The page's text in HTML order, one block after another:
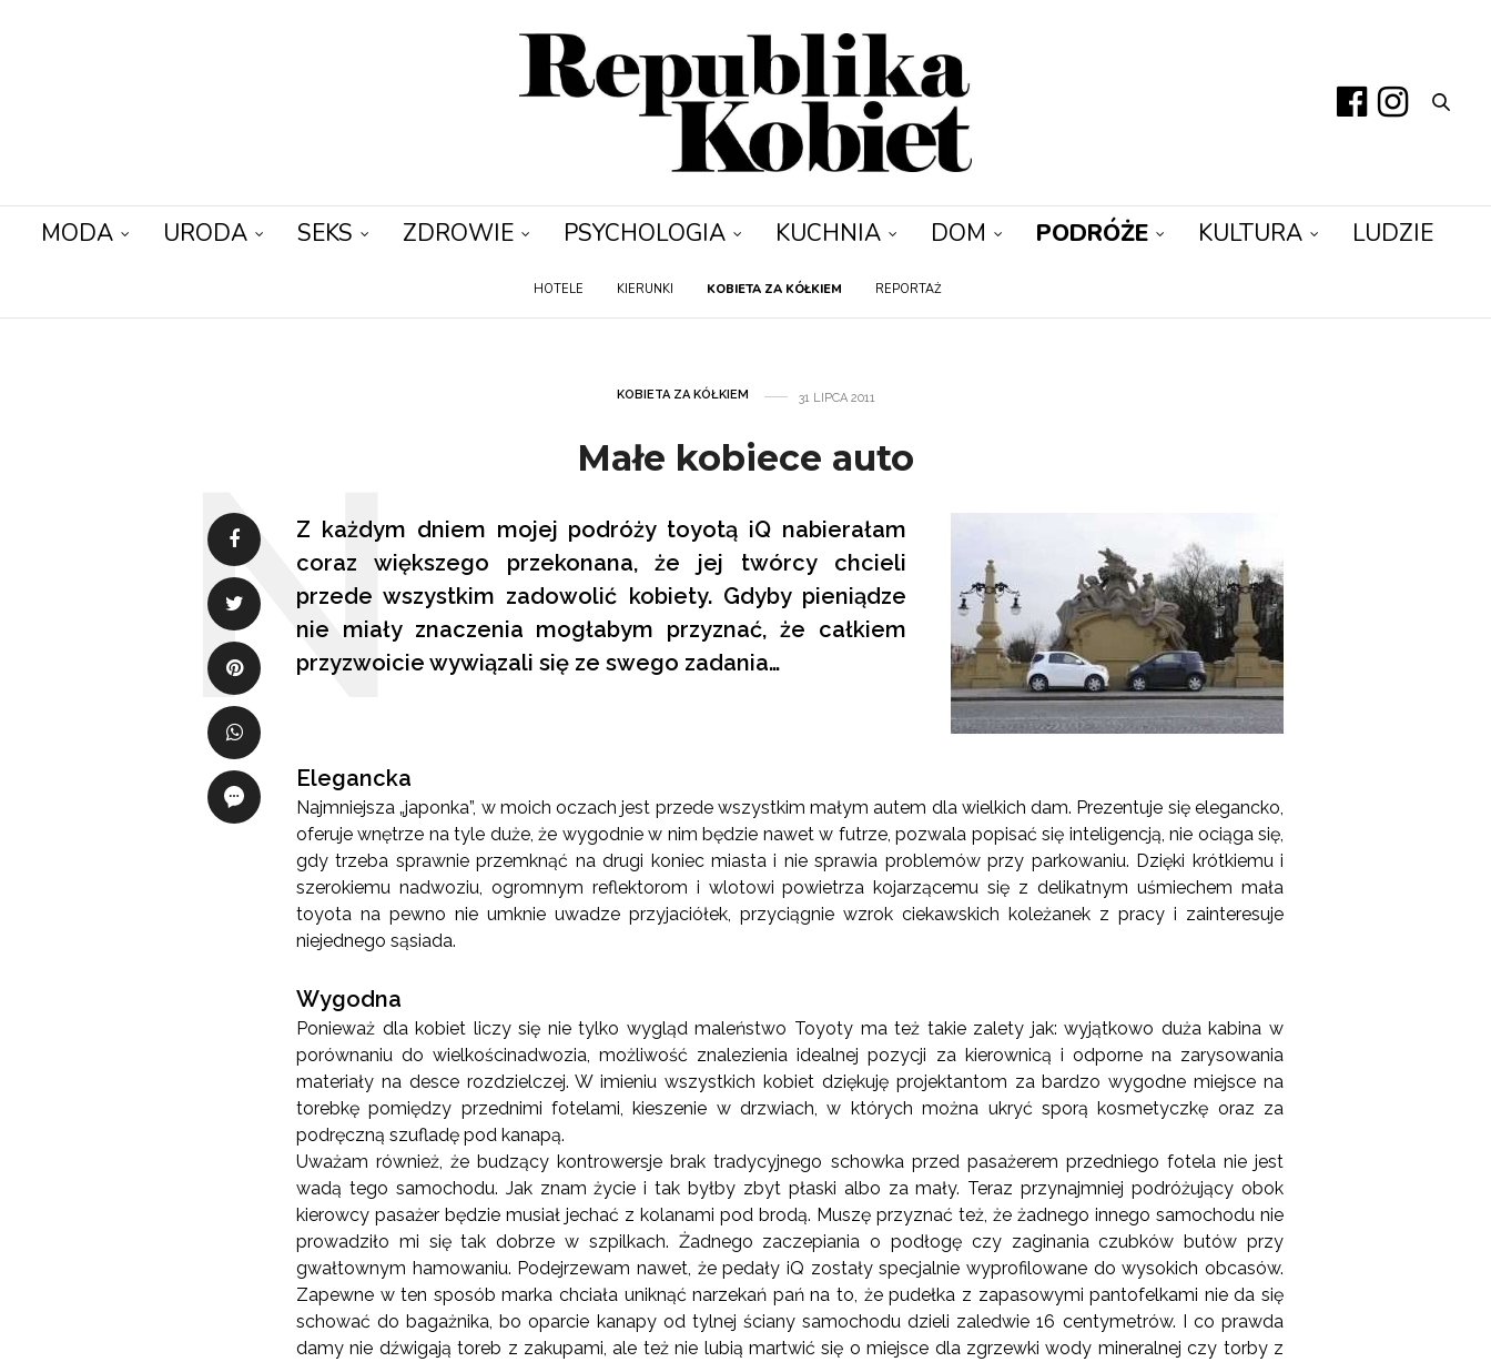
MODA URODA SEKS ZDROWIE PSYCHOLOGIA KUCHNIA DOM PODRÓŻE KULTURA LUDZIE
HOTELE KIERUNKI KOBIETA ZA KÓŁKIEM REPORTAŻ
KOBIETA ZA KÓŁKIEM 31 LIPCA 2011
Małe kobiece auto
Z każdym dniem mojej podróży toyotą iQ nabierałam
coraz większego przekonana, że jej twórcy chcieli
przede wszystkim zadowolić kobiety. Gdyby pieniądze
nie miały znaczenia mogłabym przyznać, że całkiem
przyzwoicie wywiązali się ze swego zadania…
Elegancka
Najmniejsza „japonka”, w moich oczach jest przede wszystkim małym autem dla wielkich dam. Prezentuje się elegancko,
oferuje wnętrze na tyle duże, że wygodnie w nim będzie nawet w futrze, pozwala popisać się inteligencją, nie ociąga się,
gdy trzeba sprawnie przemknąć na drugi koniec miasta i nie sprawia problemów przy parkowaniu. Dzięki krótkiemu i
szerokiemu nadwoziu, ogromnym reflektorom i wlotowi powietrza kojarzącemu się z delikatnym uśmiechem mała
toyota na pewno nie umknie uwadze przyjaciółek, przyciągnie wzrok ciekawskich koleżanek z pracy i zainteresuje
niejednego sąsiada.
Wygodna
Ponieważ dla kobiet liczy się nie tylko wygląd maleństwo Toyoty ma też takie zalety jak: wyjątkowo duża kabina w
porównaniu do wielkościnadwozia, możliwość znalezienia idealnej pozycji za kierownicą i odporne na zarysowania
materiały na desce rozdzielczej. W imieniu wszystkich kobiet dziękuję projektantom za bardzo wygodne miejsce na
torebkę pomiędzy przednimi fotelami, kieszenie w drzwiach, w których można ukryć sporą kosmetyczkę oraz za
podręczną szufladę pod kanapą.
Uważam również, że budzący kontrowersje brak tradycyjnego schowka przed pasażerem przedniego fotela nie jest
wadą tego samochodu. Jak znam życie i tak byłby zbyt płaski albo za mały. Teraz przynajmniej podróżujący obok
kierowcy pasażer będzie musiał jechać z kolanami pod brodą. Muszę przyznać też, że żadnego innego samochodu nie
prowadziło mi się tak dobrze w szpilkach. Żadnego zaczepiania o podłogę czy zaginania czubków butów przy
gwałtownym hamowaniu. Podejrzewam nawet, że pedały iQ zostały specjalnie wyprofilowane do wysokich obcasów.
Zapewne w ten sposób marka chciała uniknąć narzekań pań na to, że pudełka z zapasowymi pantofelkami nie da się
schować do bagażnika, bo oparcie kanapy od tylnej ściany samochodu dzieli zaledwie 16 centymetrów. I co prawda
damy nie dźwigają toreb z zakupami, ale też nie lubią martwić się o miejsce dla zgrzewki wody mineralnej czy torby z